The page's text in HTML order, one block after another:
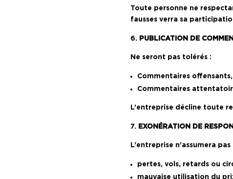
Toute personne ne
fausses verra sa
PUBLICATION DE
Ne seront pas tolérés :
Commentaires
Commentaires
L’entreprise décline toute
EXONÉRATION DE
L’entreprise n’assumera
pertes, vols, retards ou
mauvaise utilisation du